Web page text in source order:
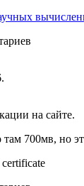
на сайте.
700мв, но